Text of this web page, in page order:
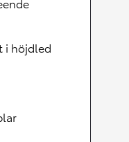
i höjdled